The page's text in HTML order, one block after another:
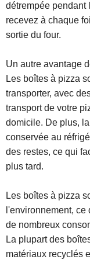
détrempée pendant
recevez à chaque
sortie du four.
Un autre avantage
Les boîtes à pizza
transporter, avec
transport de votre
domicile. De plus,
conservée au
des restes, ce qui
plus tard.
Les boîtes à pizza
l'environnement,
de nombreux
La plupart des
matériaux recyclés